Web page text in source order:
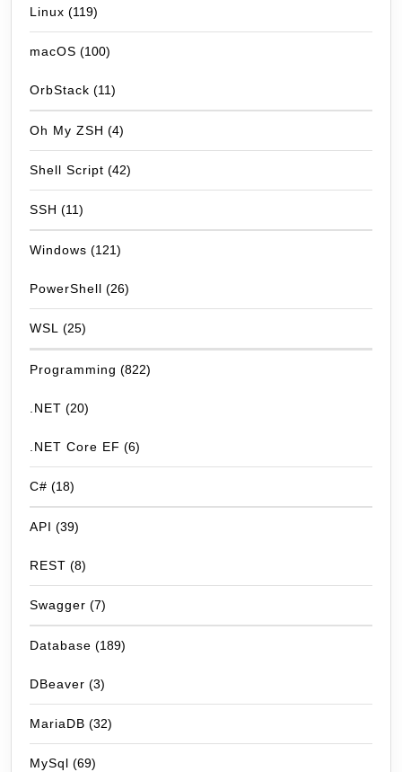
Linux (119)
macOS (100)
OrbStack (11)
Oh My ZSH (4)
Shell Script (42)
SSH (11)
Windows (121)
PowerShell (26)
WSL (25)
Programming (822)
.NET (20)
.NET Core EF (6)
C# (18)
API (39)
REST (8)
Swagger (7)
Database (189)
DBeaver (3)
MariaDB (32)
MySql (69)